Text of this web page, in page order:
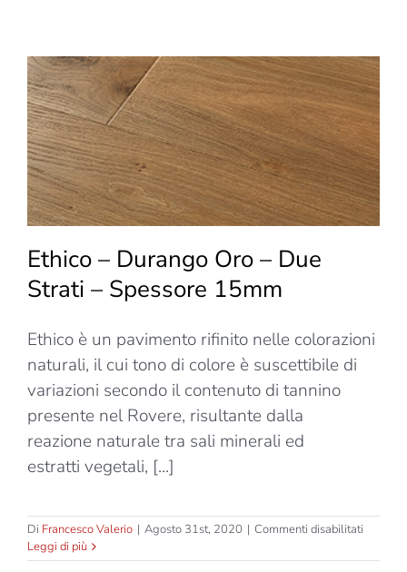
ita
90°
Ethico – Durango Oro – Due
Strati – Spessore 15mm
Ethico è un pavimento rifinito nelle colorazioni
naturali, il cui tono di colore è suscettibile di
variazioni secondo il contenuto di tannino
presente nel Rovere, risultante dalla
reazione naturale tra sali minerali ed
estratti vegetali, [...]
Di Francesco Valerio | Agosto 31st, 2020 | Commenti disabilitati
–
Leggi di più